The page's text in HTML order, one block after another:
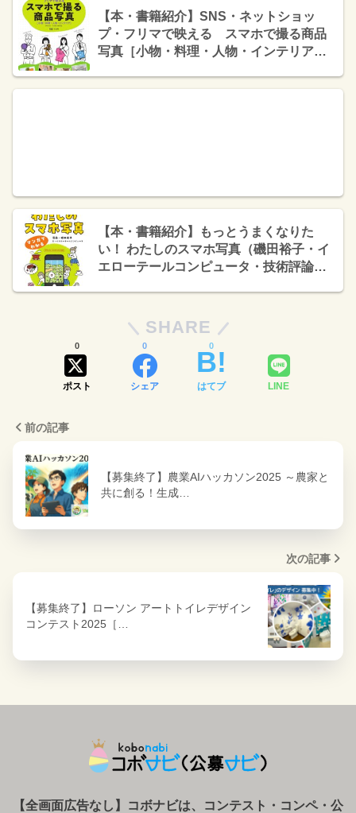
【本・書籍紹介】SNS・ネットショッ
プ・フリマで映える スマホで撮る商品
写真［小物・料理・人物・インテリア］
【本・書籍紹介】もっとうまくなりた
い！ わたしのスマホ写真（磯田裕子・イ
エローテールコンピュータ・技術評論
SHARE
ポスト
0
シェア
0
はてブ
0
LINE
前の記事
【募集終了】農業AIハッカソン2025 ～農家と
共に創る！生成…
次の記事
【募集終了】ローソン アートトイレデザイン
コンテスト2025［…
【全画面広告なし】コボナビは、コンテスト・コンペ・ 公